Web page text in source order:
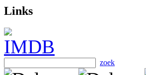
Links
zoek